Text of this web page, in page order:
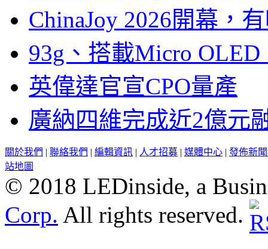
ChinaJoy 2026開幕，
93g、搭載Micro
英偉達官宣CPO量產
廣納四維完成近2億元
關於我們 | 聯絡我們 | 編輯資訊 | 人才招募 | 媒體中心 | 發佈新
站地圖
© 2018 LEDinside, a
Corp. All rights reserved.